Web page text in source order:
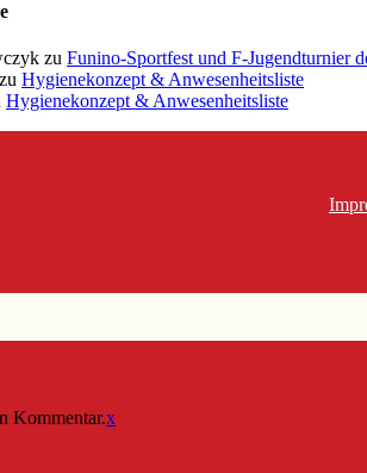
zu Funino-Sportfest und F-Jugendturnier
Hygienekonzept & Anwesenheitsliste
Hygienekonzept & Anwesenheitsliste
Kommentar.x